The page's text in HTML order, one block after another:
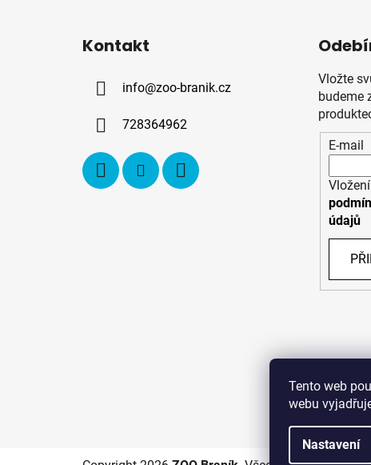
Tento web
webu
Nastavení
Kontakt
info@zoo-branik.cz
728364962
Vložte
budeme
E-mail
údajů